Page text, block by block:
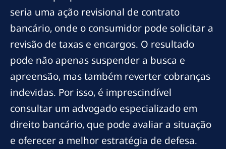
seria uma ação revisional de contrato
bancário, onde o consumidor pode solicitar a
revisão de taxas e encargos. O resultado
pode não apenas suspender a busca e
apreensão, mas também reverter cobranças
indevidas. Por isso, é imprescindível
consultar um advogado especializado em
direito bancário, que pode avaliar a situação
e oferecer a melhor estratégia de defesa.